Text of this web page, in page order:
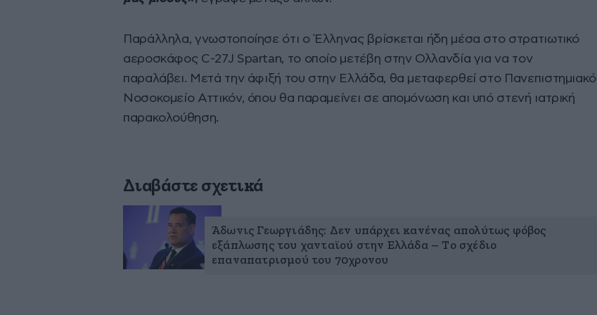
Παράλληλα, γνωστοποίησε ότι ο Έλληνας βρίσκεται ήδη μέσα στο στρατιωτικό
αεροσκάφος C-27J Spartan, το οποίο μετέβη στην Ολλανδία για να τον
παραλάβει. Μετά την άφιξή του στην Ελλάδα, θα μεταφερθεί στο Πανεπιστημιακό
Νοσοκομείο Αττικόν, όπου θα παραμείνει σε απομόνωση και υπό στενή ιατρική
παρακολούθηση.
Διαβάστε σχετικά
Άδωνις Γεωργιάδης: Δεν υπάρχει κανένας απολύτως φόβος
εξάπλωσης του χανταϊού στην Ελλάδα – Το σχέδιο
επαναπατρισμού του 70χρονου